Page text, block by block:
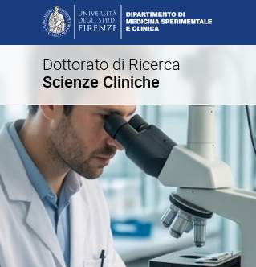
Dottorato di Ricerca
Scienze Cliniche